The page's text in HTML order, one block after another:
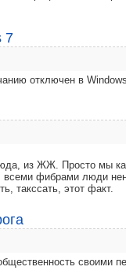
7
отключен в
из ЖЖ. Просто мы
всеми фибрами люди
такссать, этот факт.
своими